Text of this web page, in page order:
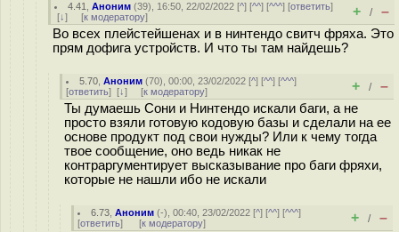
4.41 ,Аноним (39), 16:50, 22/02/2022 [^] [^^] [^^^] [ответить]
[↓] [к модератору] + / –
Во всех плейстейшенах и в нинтендо свитч фряха. Это
прям дофига устройств. И что ты там найдешь?
5.70 ,Аноним (70), 00:00, 23/02/2022 [^] [^^] [^^^]
[ответить] [↓] [к модератору] + / –
Ты думаешь Сони и Нинтендо искали баги, а не
просто взяли готовую кодовую базы и сделали на ее
основе продукт под свои нужды? Или к чему тогда
твое сообщение, оно ведь никак не
контраргументирует высказывание про баги фряхи,
которые не нашли ибо не искали
6.73 ,Аноним (-), 00:40, 23/02/2022 [^] [^^] [^^^]
[ответить] [к модератору] + / –